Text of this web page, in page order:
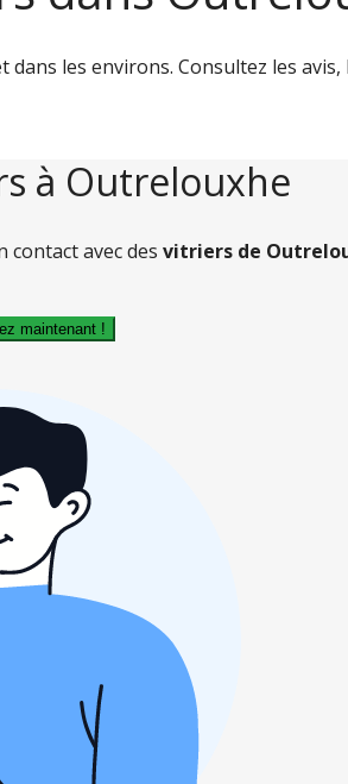
les environs. Consultez les
à Outrelouxhe
contact avec des vitriers de
maintenant !